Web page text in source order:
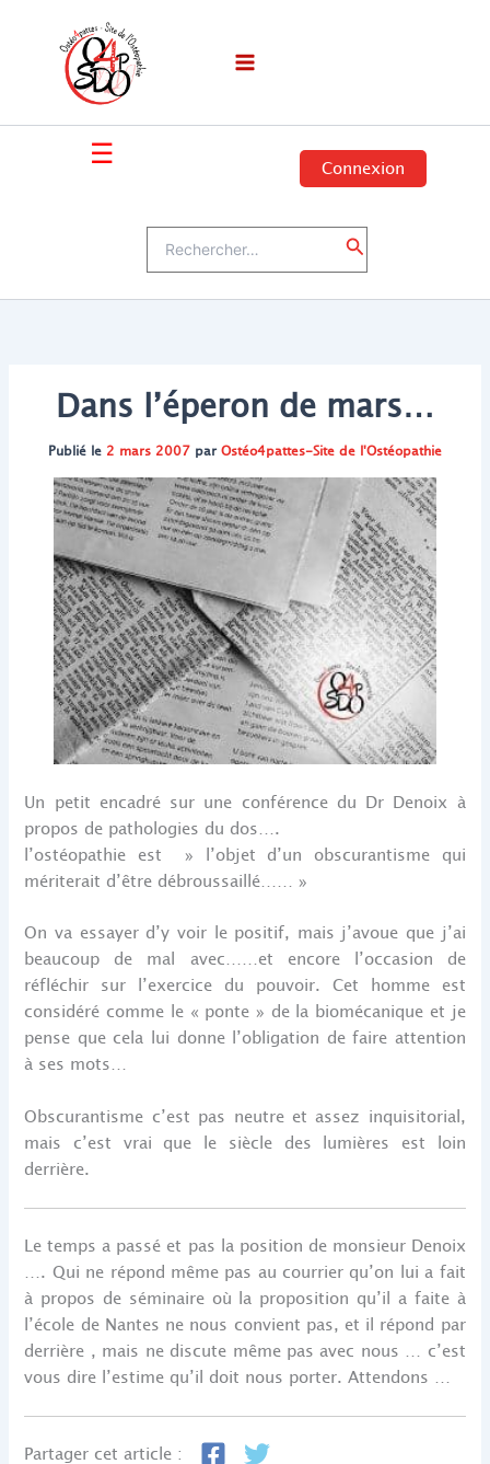
☰ Connexion
Rechercher
Dans l’éperon de mars…
Publié le 2 mars 2007 parOstéo4pattes-Site de l'Ostéopathie
Un petit encadré sur une conférence du Dr Denoix à
propos de pathologies du dos….
l’ostéopathie est » l’objet d’un obscurantisme qui
mériterait d’être débroussaillé…… »
On va essayer d’y voir le positif, mais j’avoue que j’ai
beaucoup de mal avec……et encore l’occasion de
réfléchir sur l’exercice du pouvoir. Cet homme est
considéré comme le « ponte » de la biomécanique et je
pense que cela lui donne l’obligation de faire attention
à ses mots…
Obscurantisme c’est pas neutre et assez inquisitorial,
mais c’est vrai que le siècle des lumières est loin
derrière.
Le temps a passé et pas la position de monsieur Denoix
…. Qui ne répond même pas au courrier qu’on lui a fait
à propos de séminaire où la proposition qu’il a faite à
l’école de Nantes ne nous convient pas, et il répond par
derrière , mais ne discute même pas avec nous … c’est
vous dire l’estime qu’il doit nous porter. Attendons …
Partager cet article :